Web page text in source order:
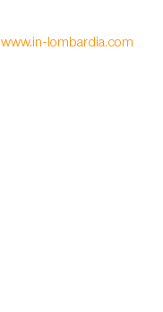
www.in-lombardia.com